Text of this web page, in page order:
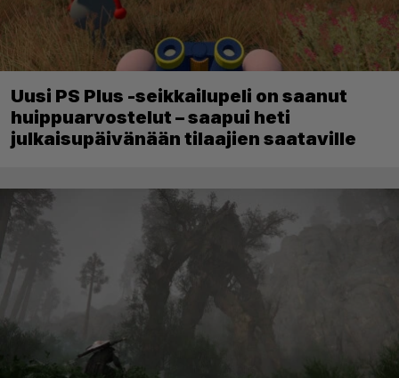
Uusi PS Plus -seikkailupeli on saanut
huippuarvostelut – saapui heti
julkaisupäivänään tilaajien saataville